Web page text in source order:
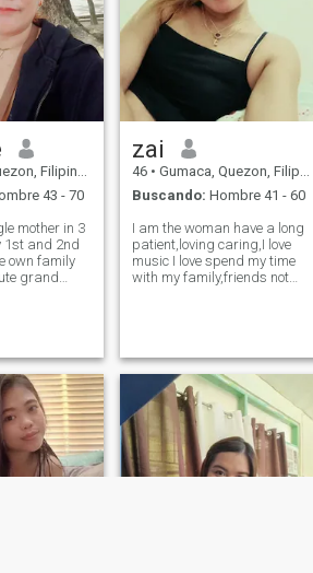
Filipinas
43 - 70
mother in 3
1st and 2nd
own family
grand
a plain
zai
46 • Gumaca, Quezon, Filipinas
Buscando: Hombre 41 - 60
I am the woman have a long
patient,loving caring,I love
music I love spend my time
with my family,friends not
dance not like me😂i also
joking i lo